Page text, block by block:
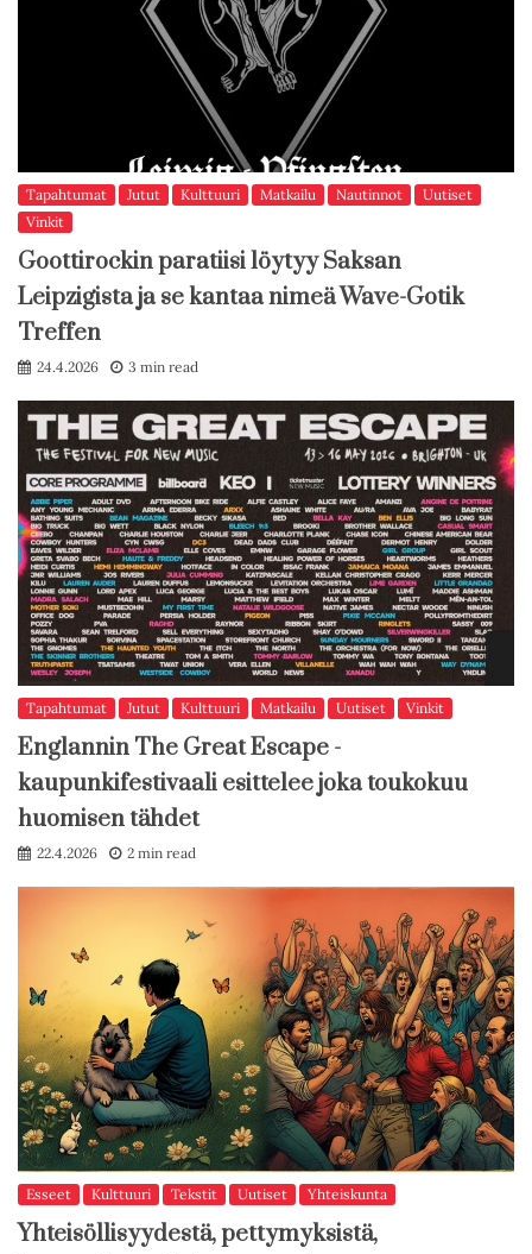
Tapahtumat Jutut Kulttuuri Matkailu Nautinnot
Uutiset
Vinkit
Goottirockin paratiisi löytyy Saksan
Leipzigista ja se kantaa nimeä Wave-Gotik
Treffen
24.4.2026 3 min read
Tapahtumat Jutut Kulttuuri Matkailu Uutiset Vinkit
Englannin The Great Escape -
kaupunkifestivaali esittelee joka toukokuu
huomisen tähdet
22.4.2026 2 min read
Esseet Kulttuuri Tekstit Uutiset Yhteiskunta
Yhteisöllisyydestä, pettymyksistä,